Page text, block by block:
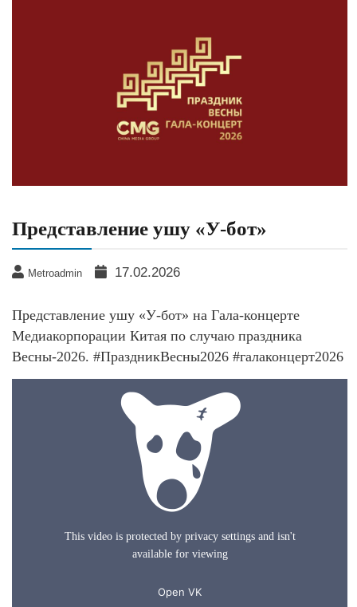
Представление ушу «У-бот»
Metroadmin 17.02.2026
Представление ушу «У-бот» на Гала-концерте
Медиакорпорации Китая по случаю праздника
Весны-2026. #ПраздникВесны2026 #галаконцерт2026